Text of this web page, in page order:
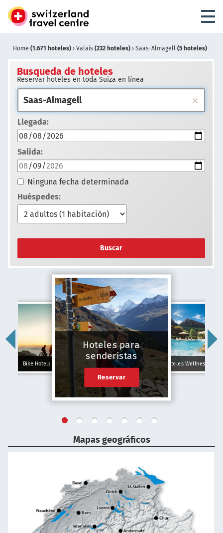
Home (1.671 hoteles) › Valais (232 hoteles) › Saas-Almagell (5 hoteles)
Busqueda de hoteles
Reservar hoteles en toda Suiza en línea
Llegada:
Salida:
Ninguna fecha determinada
Huéspedes:
Buscar
Bike Hotels
Hoteles para
senderistas
Reservar
Hoteles Wellness
Mapas geográficos